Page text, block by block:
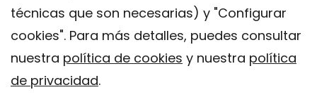
técnicas que son necesarias) y "Configurar
cookies". Para más detalles, puedes consultar
nuestra política de cookies y nuestra política
de privacidad.
Contacto
Política de privacidad
Política de Cookies